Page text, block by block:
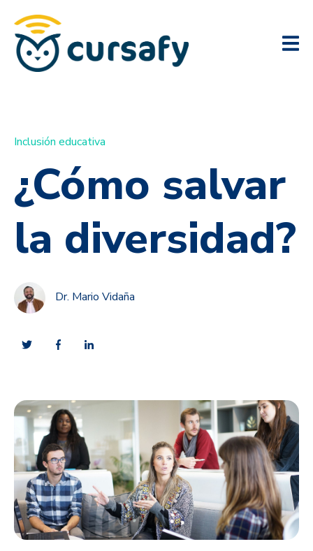
Inclusión educativa
¿Cómo salvar
la diversidad?
Dr. Mario Vidaña